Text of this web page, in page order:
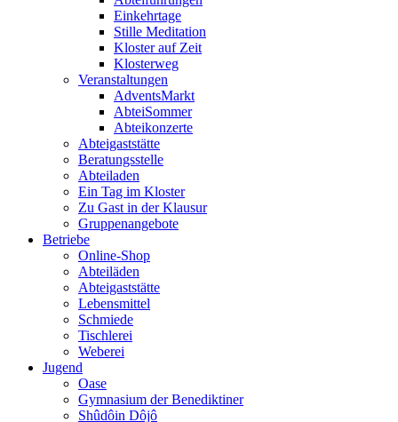
Einkehrtage
Stille Meditation
Kloster auf Zeit
Klosterweg
Veranstaltungen
AdventsMarkt
AbteiSommer
Abteikonzerte
Abteigaststätte
Beratungsstelle
Abteiladen
Ein Tag im Kloster
Zu Gast in der Klausur
Gruppenangebote
Betriebe
Online-Shop
Abteiläden
Abteigaststätte
Lebensmittel
Schmiede
Tischlerei
Weberei
Jugend
Oase
Gymnasium der Benediktiner
Shûdôin Dôjô